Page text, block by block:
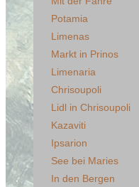
Potamia
Limenas
Markt in Prinos
Limenaria
Chrisoupoli
Lidl in Chrisoupoli
Kazaviti
Ipsarion
See bei Maries
In den Bergen